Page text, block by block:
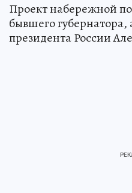
Проект набережной
бывшего
президента России